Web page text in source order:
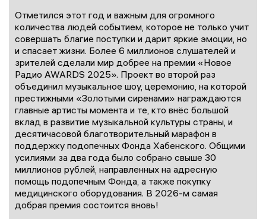
Отметился этот год и важным для огромного
количества людей событием, которое не только учит
совершать благие поступки и дарит яркие эмоции, но
и спасает жизни. Более 6 миллионов слушателей и
зрителей сделали мир добрее на премии «Новое
Радио AWARDS 2025». Проект во второй раз
объединил музыкальное шоу, церемонию, на которой
престижными «Золотыми сиренами» награждаются
главные артисты момента и те, кто внёс большой
вклад в развитие музыкальной культуры страны, и
десятичасовой благотворительный марафон в
поддержку подопечных Фонда Хабенского. Общими
усилиями за два года было собрано свыше 30
миллионов рублей, направленных на адресную
помощь подопечным Фонда, а также покупку
медицинского оборудования. В 2026-м самая
добрая премия состоится вновь!